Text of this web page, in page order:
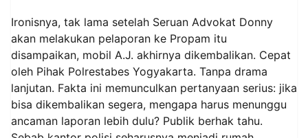
Ironisnya, tak lama setelah Seruan Advokat Donny
akan melakukan pelaporan ke Propam itu
disampaikan, mobil A.J. akhirnya dikembalikan. Cepat
oleh Pihak Polrestabes Yogyakarta. Tanpa drama
lanjutan. Fakta ini memunculkan pertanyaan serius: jika
bisa dikembalikan segera, mengapa harus menunggu
ancaman laporan lebih dulu? Publik berhak tahu.